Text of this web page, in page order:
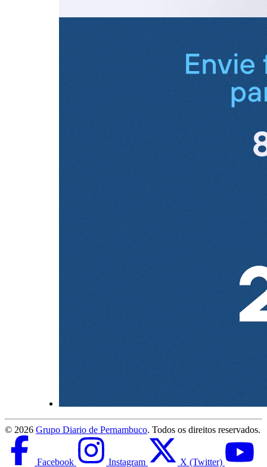
© 2026 Grupo Diario de Pernambuco. Todos os direitos reservados.
Facebook Instagram X (Twitter)